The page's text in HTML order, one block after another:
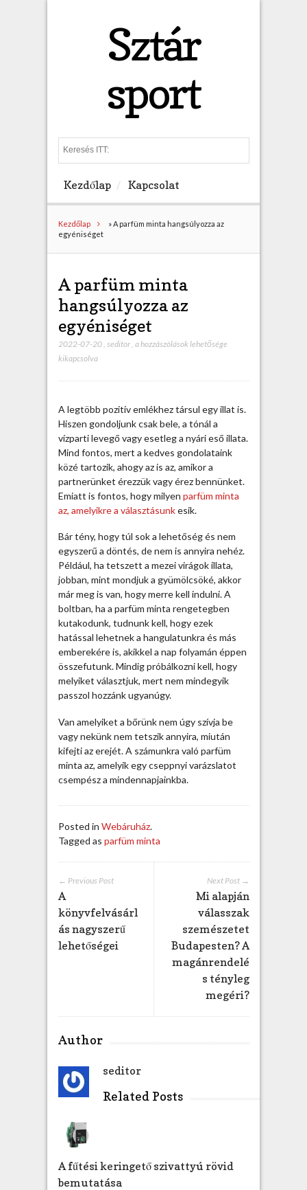
Sztár
sport
e
h
Kezdőlap Kapcsolat
Kezdőlap »A parfüm minta hangsúlyozza az
egyéniséget
A parfüm minta
hangsúlyozza az
egyéniséget
2022-07-20, seditor, A
ü
m
m
n
t
a
h
s
l
z
z
a
e
g
y
é
n
s
t
j
a hozzászólások lehetősége
kikapcsolva
A legtöbb pozitív emlékhez társul egy illat is.
Hiszen gondoljunk csak bele, a tónál a
vízparti levegő vagy esetleg a nyári eső illata.
Mind fontos, mert a kedves gondolataink
közé tartozik, ahogy az is az, amikor a
partnerünket érezzük vagy érez bennünket.
Emiatt is fontos, hogy milyen parfüm minta
az, amelyikre a választásunkesik.
Bár tény, hogy túl sok a lehetőség és nem
egyszerű a döntés, de nem is annyira nehéz.
Például, ha tetszett a mezei virágok illata,
jobban, mint mondjuk a gyümölcsöké, akkor
már meg is van, hogy merre kell indulni.A
boltban, ha a parfüm minta rengetegben
kutakodunk, tudnunk kell, hogy ezek
hatással lehetnek a hangulatunkra és más
emberekére is, akikkel a nap folyamán éppen
összefutunk. Mindig próbálkozni kell, hogy
melyiket választjuk, mert nem mindegyik
passzol hozzánk ugyanúgy.
Van amelyiket a bőrünk nem úgy szívja be
vagy nekünk nem tetszik annyira, miután
kifejti az erejét. A számunkra való parfüm
minta az, amelyik egy cseppnyi varázslatot
csempész a mindennapjainkba.
Posted in Webáruház.
Tagged as parfüm minta
Next Post →
Mi alapján
válasszak
szemészetet
Budapesten? A
magánrendelé
s tényleg
megéri?
← Previous Post
A
könyvfelvásárl
ás nagyszerű
lehetőségei
Author
seditor
Related Posts
A fűtési keringető szivattyú rövid
bemutatása